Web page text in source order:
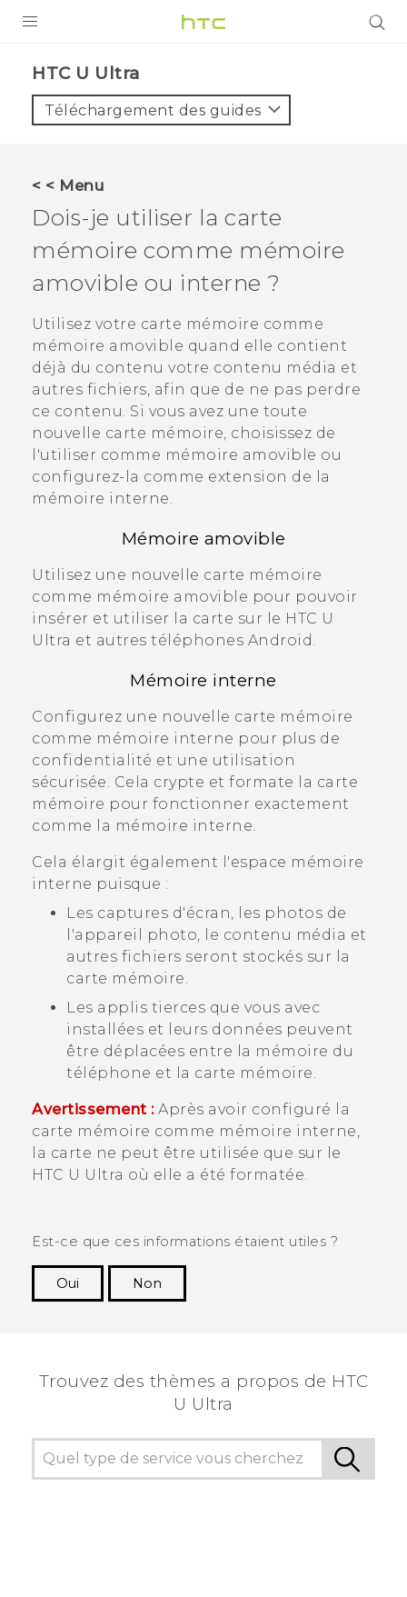
VIVE
VIVERSE
ASSISTANCE
Appareils HTC & Accessoires
Connexion
HTC U Ultra‎
Téléchargement des guides
< < Menu
Dois-je utiliser la carte
mémoire comme mémoire
amovible ou interne ?
Utilisez votre carte mémoire comme
mémoire amovible quand elle contient
déjà du contenu votre contenu média et
autres fichiers, afin que de ne pas perdre
ce contenu. Si vous avez une toute
nouvelle carte mémoire, choisissez de
l'utiliser comme mémoire amovible ou
configurez-la comme extension de la
mémoire interne.
Mémoire amovible
Utilisez une nouvelle carte mémoire
comme mémoire amovible pour pouvoir
insérer et utiliser la carte sur le HTC U
Ultra et autres téléphones Android.
Mémoire interne
Configurez une nouvelle carte mémoire
comme mémoire interne pour plus de
confidentialité et une utilisation
sécurisée. Cela crypte et formate la carte
mémoire pour fonctionner exactement
comme la mémoire interne.
Cela élargit également l'espace mémoire
interne puisque :
Les captures d'écran, les photos de
l'appareil photo, le contenu média et
autres fichiers seront stockés sur la
carte mémoire.
Les applis tierces que vous avec
installées et leurs données peuvent
être déplacées entre la mémoire du
téléphone et la carte mémoire.
Avertissement :Après avoir configuré la
carte mémoire comme mémoire interne,
la carte ne peut être utilisée que sur le
HTC U Ultra où elle a été formatée.
Est-ce que ces informations étaient utiles ?
Oui
Non
Trouvez des thèmes a propos de HTC
U Ultra